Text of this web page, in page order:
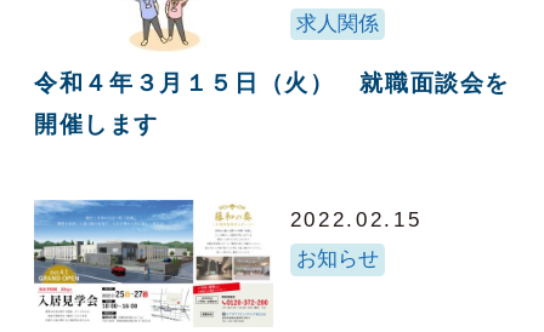
求人関係
令和４年３月１５日（火） 就職面談会を
開催します
2022.02.15
お知らせ